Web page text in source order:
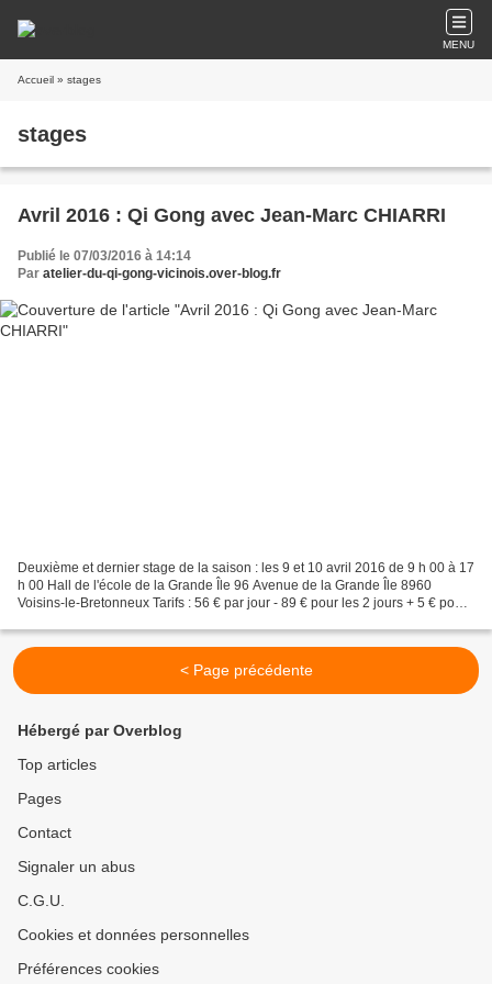
MENU
Accueil » stages
stages
Avril 2016 : Qi Gong avec Jean-Marc CHIARRI
Publié le 07/03/2016 à 14:14
Par atelier-du-qi-gong-vicinois.over-blog.fr
Deuxième et dernier stage de la saison : les 9 et 10 avril 2016 de 9 h 00 à 17
h 00 Hall de l'école de la Grande Île 96 Avenue de la Grande Île 8960
Voisins-le-Bretonneux Tarifs : 56 € par jour - 89 € pour les 2 jours + 5 € pour
< Page précédente
Hébergé par Overblog
Top articles
Pages
Contact
Signaler un abus
C.G.U.
Cookies et données personnelles
Préférences cookies